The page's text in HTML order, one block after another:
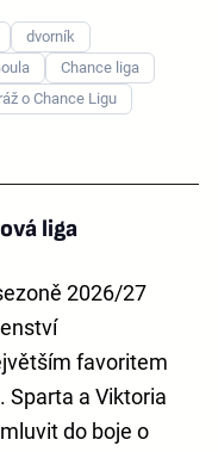
dvorník
Chance liga
o Chance Ligu
liga
2026/27
favoritem
Sparta a Viktoria
do boje o